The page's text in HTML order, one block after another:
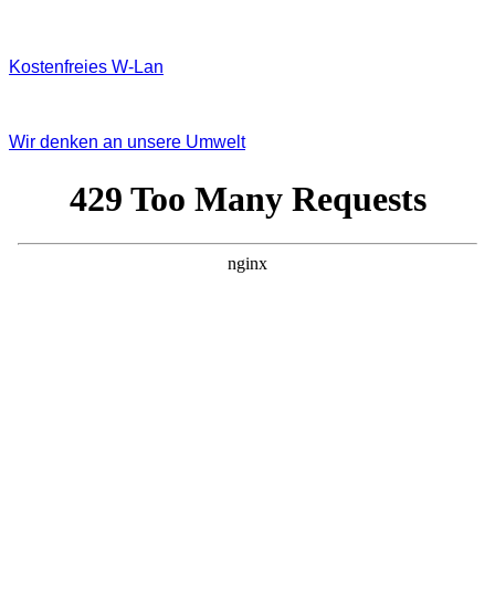
Kostenfreies W‐Lan
Wir denken an unsere Umwelt